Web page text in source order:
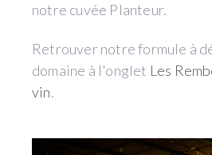
notre cuvée Planteur.
Retrouver notre formule à
domaine à l'onglet Les
vin.